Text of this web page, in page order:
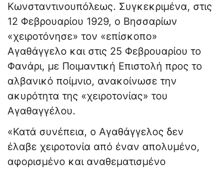
Κωνσταντινουπόλεως. Συγκεκριμένα, στις
12 Φεβρουαρίου 1929, ο Βησσαρίων
«χειροτόνησε» τον «επίσκοπο»
Αγαθάγγελο και στις 25 Φεβρουαρίου το
Φανάρι, με Ποιμαντική Επιστολή προς το
αλβανικό ποίμνιο, ανακοίνωσε την
ακυρότητα της «χειροτονίας» του
Αγαθαγγέλου.
«Κατά συνέπεια, ο Αγαθάγγελος δεν
έλαβε χειροτονία από έναν απολυμένο,
αφορισμένο και αναθεματισμένο